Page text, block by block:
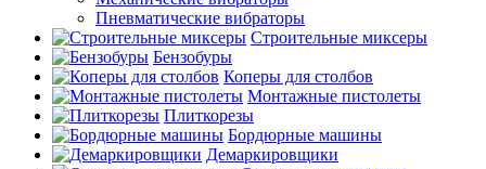
Пневматические вибраторы
Строительные миксеры
Бензобуры
Коперы для столбов
Монтажные пистолеты
Плиткорезы
Бордюрные машины
Демаркировщики